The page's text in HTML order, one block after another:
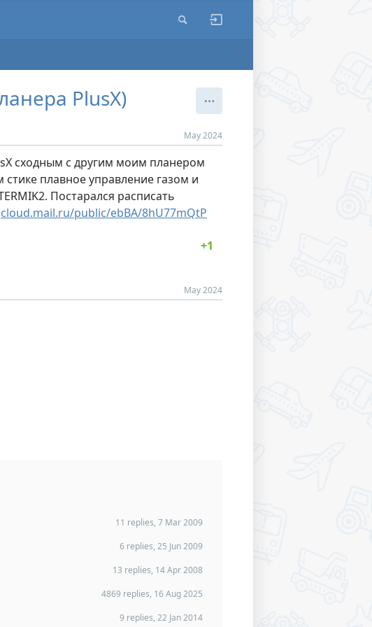
PlusX)
May 2024
сходным с другим моим планером
плавное управление газом и
Постарался расписать
cloud.mail.ru/public/ebBA/8hU77mQtP
May 2024
11 replies, 7 Mar 2009
6 replies, 25 Jun 2009
13 replies, 14 Apr 2008
4869 replies, 16 Aug 2025
9 replies, 22 Jan 2014